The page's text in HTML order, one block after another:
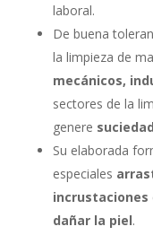
laboral.
De buena
la limpieza de
mecánicos,
sectores de la
genere
Su elaborada
especiales
incrustaciones
dañar la piel.